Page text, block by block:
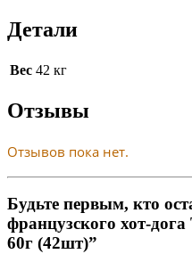
Детали
Вес 42 кг
Отзывы
Отзывов пока нет.
Будьте первым, кто
французского хот-
60г (42шт)”